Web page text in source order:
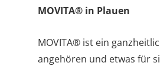
MOVITA® in Plauen
MOVITA® ist ein
angehören und etwas für